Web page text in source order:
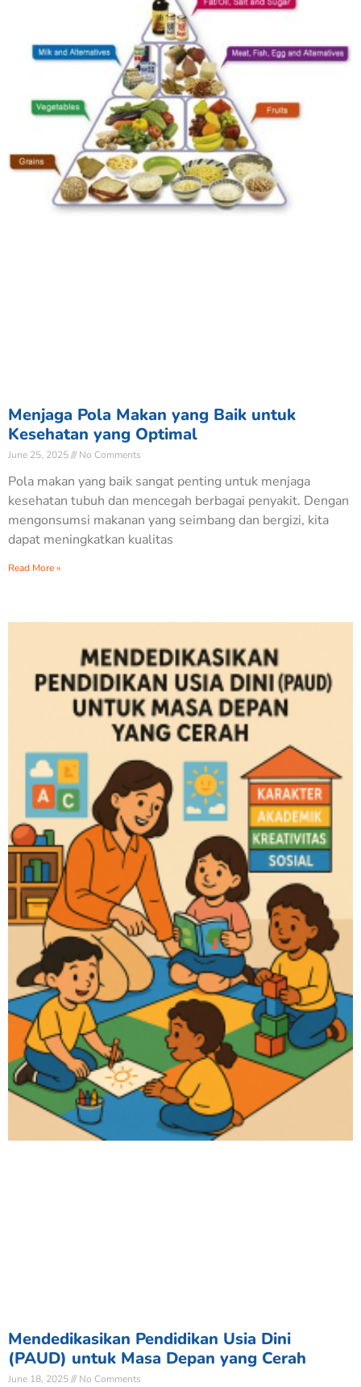
Menjaga Pola Makan yang Baik untuk
Kesehatan yang Optimal
June 25, 2025 No Comments
Pola makan yang baik sangat penting untuk menjaga
kesehatan tubuh dan mencegah berbagai penyakit. Dengan
mengonsumsi makanan yang seimbang dan bergizi, kita
dapat meningkatkan kualitas
Read More »
Mendedikasikan Pendidikan Usia Dini
(PAUD) untuk Masa Depan yang Cerah
June 18, 2025 No Comments